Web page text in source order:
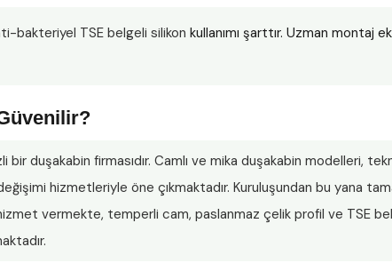
bakteriyel TSE belgeli silikon kullanımı şarttır. Uzman montaj
duşakabin firmasıdır. Camlı ve mika duşakabin modelleri,
hizmetleriyle öne çıkmaktadır. Kuruluşundan bu yana
vermekte, temperli cam, paslanmaz çelik profil ve TSE